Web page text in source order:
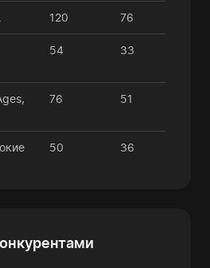
120 76
54 33
76 51
50 36